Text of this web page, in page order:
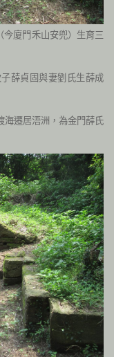
今廈門禾山安兜）生育三
薛貞固與妻劉氏生薛成
海遷居浯洲，為金門薛氏